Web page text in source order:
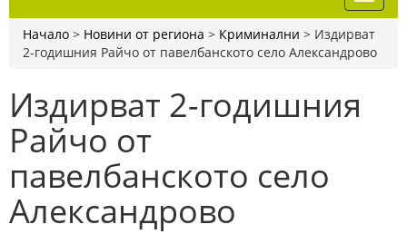
Начало > Новини от региона > Криминални > Издирват
2-годишния Райчо от павелбанското село Александрово
Издирват 2-годишния
Райчо от
павелбанското село
Александрово